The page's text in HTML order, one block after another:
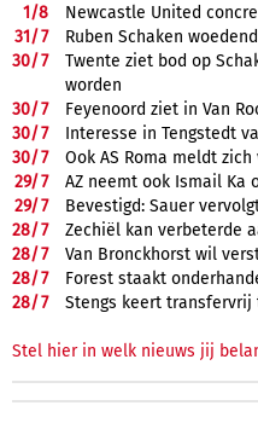
1/8
Newcastle United
31/7
Ruben Schaken
30/7
Twente ziet bod op
worden
30/7
Feyenoord ziet in Van
30/7
Interesse in Tengstedt
30/7
Ook AS Roma meldt zich
29/7
AZ neemt ook Ismail Ka
29/7
Bevestigd: Sauer
28/7
Zechiël kan verbeterde
28/7
Van Bronckhorst wil
28/7
Forest staakt
28/7 Stengs keert transfervrij
Stel hier in welk nieuws jij